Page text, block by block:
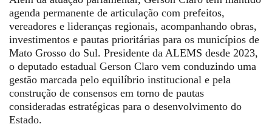
agenda permanente de articulação com prefeitos,
vereadores e lideranças regionais, acompanhando obras,
investimentos e pautas prioritárias para os municípios de
Mato Grosso do Sul. Presidente da ALEMS desde 2023,
o deputado estadual Gerson Claro vem conduzindo uma
gestão marcada pelo equilíbrio institucional e pela
construção de consensos em torno de pautas
consideradas estratégicas para o desenvolvimento do
Estado.